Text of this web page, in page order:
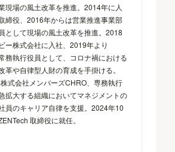
現場の風土改革を推進。2014年に人
締役、2016年からは営業推進事業部
として現場の風土改革を推進。2018
ー株式会社に入社、2019年より
務執行役員として、コロナ禍における
革や自律型人財の育成を手掛ける。
式会社メンバーズCHRO、専務執行
拡大する組織においてマネジメントの
員のキャリア自律を支援。2024年10
取締役に就任。